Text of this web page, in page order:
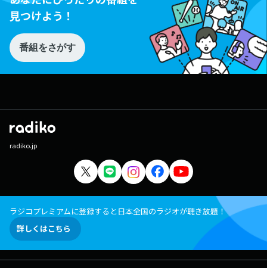
見つけよう！
番組をさがす
radiko.jp
ラジコプレミアムに登録すると日本全国のラジオが聴き放題！
詳しくはこちら